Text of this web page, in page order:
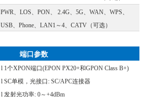
PWR、LOS、PON、 2.4G、5G、WAN、WPS、
USB、Phone、LAN1～4、CATV （可选）
端口参数
l 1个XPON端口(EPON PX20+和GPON Class B+)
lSC单模，光接口: SC/APC连接器
l发射光功率: 0～+4dBm